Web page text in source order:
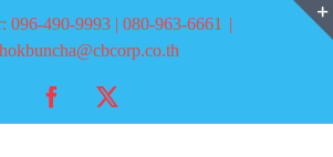
096-490-9993 | 080-963-6661 |
Facebook